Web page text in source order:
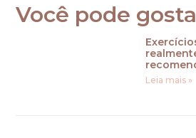
Você pode
Leia mais »